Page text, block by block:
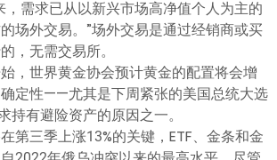
，需求已从以新兴市场高净值个人为主的
场外交易。”场外交易是通过经销商或买
，无需交易所。
，世界黄金协会预计黄金的配置将会增
定性——尤其是下周紧张的美国总统大选
有避险资产的原因之一。
第三季上涨13%的关键，ETF、金条和金